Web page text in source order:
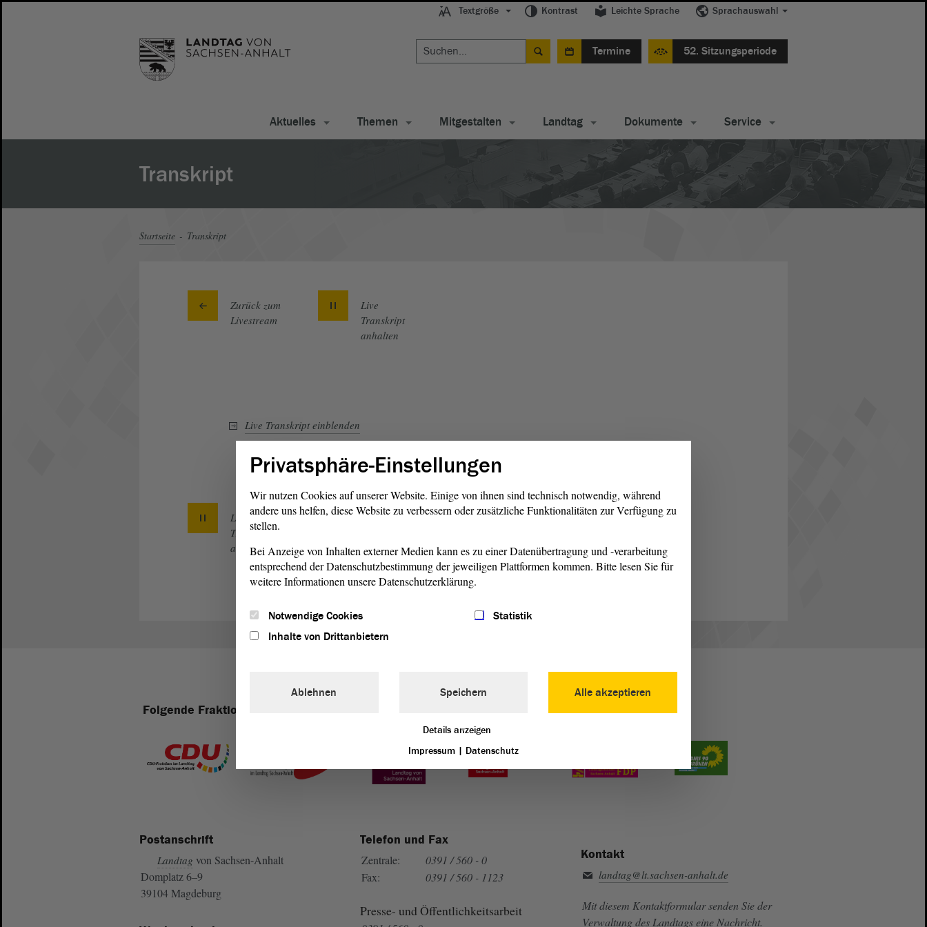
Textgröße Kontrast Leichte Sprache Sprachauswahl
Termine 52. Sitzungsperiode
Aktuelles Themen Mitgestalten Landtag Dokumente Service
Transkript
Startseite Transkript
Zurück zum
Livestream
Live
Transkript
anhalten
Live Transkript einblenden
Live
Transkript
anhalten
Zurück zum
Folgende Fraktionen sind im Landtag von Sachsen-Anhalt vertreten:
Postanschrift
Landtag von Sachsen-Anhalt
Domplatz 6–9
39104 Magdeburg
Telefon und Fax
Zentrale:
0391 / 560 - 0
Fax:
0391 / 560 - 1123
Presse- und Öffentlichkeitsarbeit
Kontakt
landtag@lt.sachsen-anhalt.de
Mit diesem Kontaktformular senden Sie der
Verwaltung des Landtags eine Nachricht.
Privatsphäre-Einstellungen
Wir nutzen Cookies auf unserer Website. Einige von ihnen sind technisch notwendig, während
andere uns helfen, diese Website zu verbessern oder zusätzliche Funktionalitäten zur Verfügung zu
stellen.
Bei Anzeige von Inhalten externer Medien kann es zu einer Datenübertragung und -verarbeitung
entsprechend der Datenschutzbestimmung der jeweiligen Plattformen kommen. Bitte lesen Sie für
weitere Informationen unsere Datenschutzerklärung.
Notwendige Cookies
Statistik
Inhalte von Drittanbietern
Alle akzeptieren
Ablehnen Speichern
Details anzeigen
Impressum | Datenschutz